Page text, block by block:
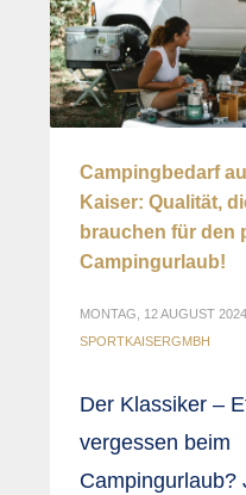
Campingbedarf
Kaiser: Qualität,
brauchen für den
Campingurlaub!
MONTAG, 12 AUGUST 2024
SPORTKAISERGMBH
Der Klassiker –
vergessen beim
Campingurlaub?